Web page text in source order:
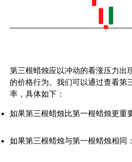
第三根蜡烛应以冲动的看涨压力出
的价格行为。我们可以通过查看第
率，具体如下：
如果第三根蜡烛比第一根蜡烛更重
如果第三根蜡烛与第一根蜡烛相同